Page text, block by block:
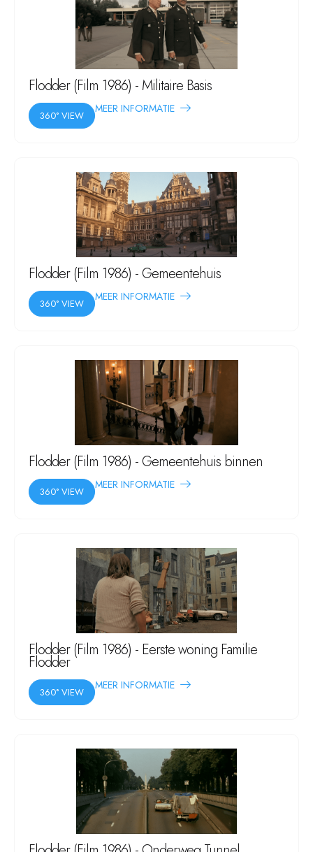
Flodder (Film 1986) - Militaire Basis
360° VIEW
MEER INFORMATIE
Flodder (Film 1986) - Gemeentehuis
360° VIEW
MEER INFORMATIE
Flodder (Film 1986) - Gemeentehuis binnen
360° VIEW
MEER INFORMATIE
Flodder (Film 1986) - Eerste woning Familie
Flodder
360° VIEW
MEER INFORMATIE